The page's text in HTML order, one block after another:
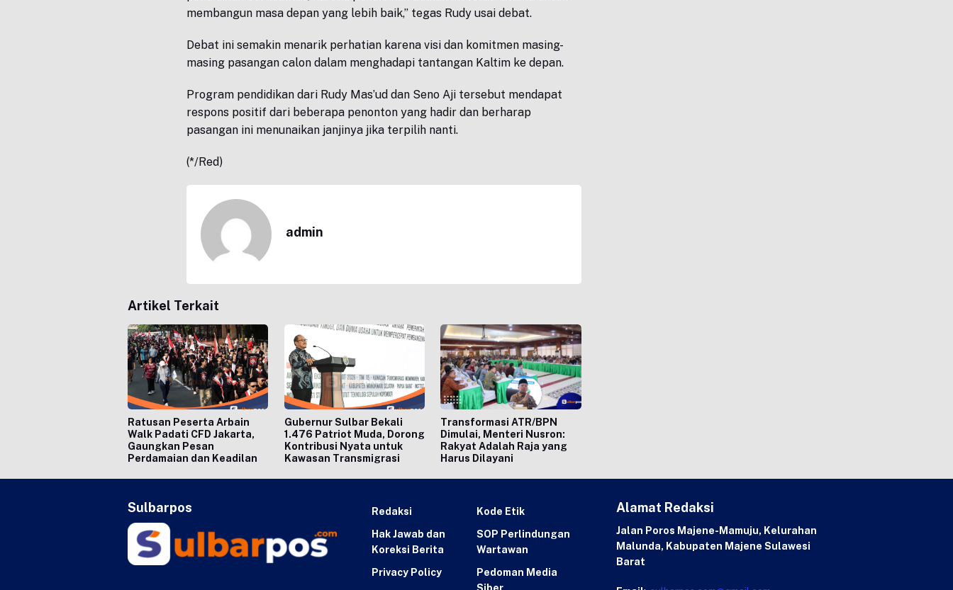
membangun masa depan yang lebih baik,” tegas Rudy usai debat.
Debat ini semakin menarik perhatian karena visi dan komitmen masing-
masing pasangan calon dalam menghadapi tantangan Kaltim ke depan.
Program pendidikan dari Rudy Mas’ud dan Seno Aji tersebut mendapat
respons positif dari beberapa penonton yang hadir dan berharap
pasangan ini menunaikan janjinya jika terpilih nanti.
(*/Red)
admin
Artikel Terkait
Ratusan Peserta Arbain
Walk Padati CFD Jakarta,
Gaungkan Pesan
Perdamaian dan Keadilan
Gubernur Sulbar Bekali
1.476 Patriot Muda, Dorong
Kontribusi Nyata untuk
Kawasan Transmigrasi
Transformasi ATR/BPN
Dimulai, Menteri Nusron:
Rakyat Adalah Raja yang
Harus Dilayani
Sulbarpos Redaksi
Kode Etik
Hak Jawab dan
Koreksi Berita
SOP Perlindungan
Wartawan
Privacy Policy
Pedoman Media
Alamat Redaksi
Jalan Poros Majene-Mamuju, Kelurahan
Malunda, Kabupaten Majene Sulawesi
Barat